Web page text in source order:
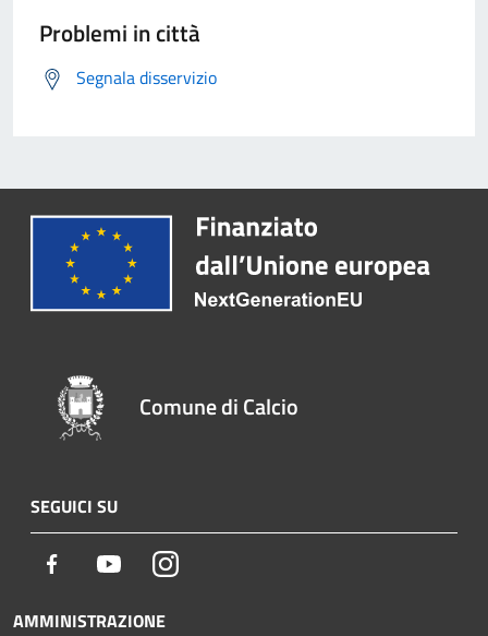
Problemi in città
Segnala disservizio
Comune di Calcio
SEGUICI SU
Facebook YoutubeInstagram
AMMINISTRAZIONE